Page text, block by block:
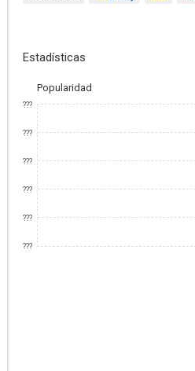
Estadísticas
Popularidad
???
???
???
???
???
???